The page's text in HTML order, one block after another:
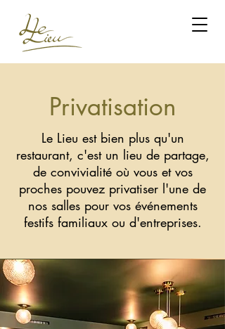
Privatisation
Le Lieu est bien plus qu'un
restaurant, c'est un lieu de partage,
de convivialité où vous et vos
proches pouvez privatiser l'une de
nos salles pour vos événements
festifs familiaux ou d'entreprises.